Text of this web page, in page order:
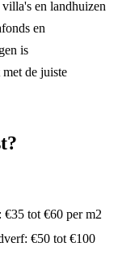
en landhuizen
en
is
de juiste
tot €60 per m2
€50 tot €100